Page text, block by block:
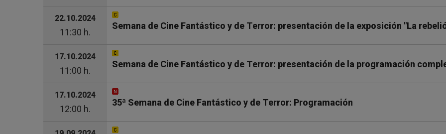
22.10.2024
11:30 h.
Semana de Cine Fantástico y de Terror: presentación de la exposición "La
17.10.2024
11:00 h.
Semana de Cine Fantástico y de Terror: presentación de la programación
17.10.2024
12:00 h.
35ª Semana de Cine Fantástico y de Terror: Programación